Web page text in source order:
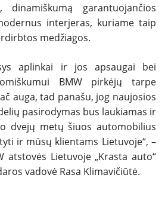
dinamiškumą garantuojančios
interjeras, kuriame taip
medžiagos.
aplinkai ir jos apsaugai bei
BMW pirkėjų tarpe
auga, tad panašu, jog naujosios
pasirodymas bus laukiamas ir
dvejų metų šiuos automobilius
ir mūsų klientams Lietuvoje“, –
atstovės Lietuvoje „Krasta auto“
vadovė Rasa Klimavičiūtė.